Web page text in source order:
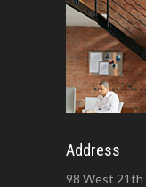
Address
98 West 21th